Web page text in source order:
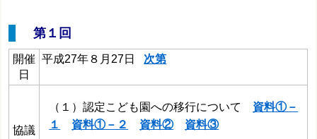
第１回
開催
日
平成27年８月27日 次第
協議
（１）認定こども園への移行について 資料①－
１
資料①－２ 資料② 資料③